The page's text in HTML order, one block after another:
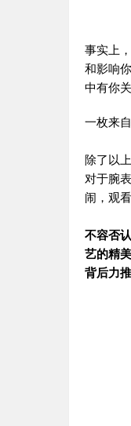
事实上
和影响
中有你
一枚来
除了以
对于腕
闹，观看
不容否
艺的精
背后力